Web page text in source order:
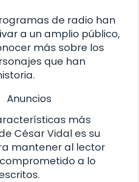
de radio han
a un amplio público,
más sobre los
que han
Anuncios
más
César Vidal es su
mantener al lector
a lo